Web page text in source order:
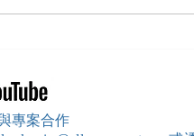
防
完
專案合作